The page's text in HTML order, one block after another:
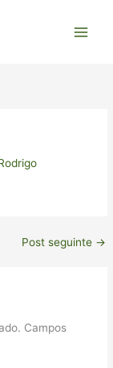
Post seguinte →
Campos